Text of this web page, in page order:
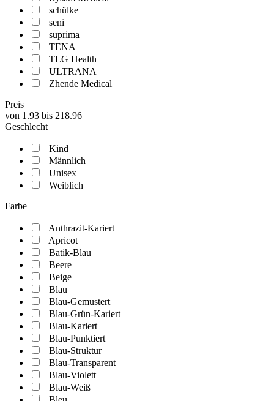
schülke
seni
suprima
TENA
TLG Health
ULTRANA
Zhende Medical
Preis
von 1.93 bis 218.96
Geschlecht
Kind
Männlich
Unisex
Weiblich
Farbe
Anthrazit-Kariert
Apricot
Batik-Blau
Beere
Beige
Blau
Blau-Gemustert
Blau-Grün-Kariert
Blau-Kariert
Blau-Punktiert
Blau-Struktur
Blau-Transparent
Blau-Violett
Blau-Weiß